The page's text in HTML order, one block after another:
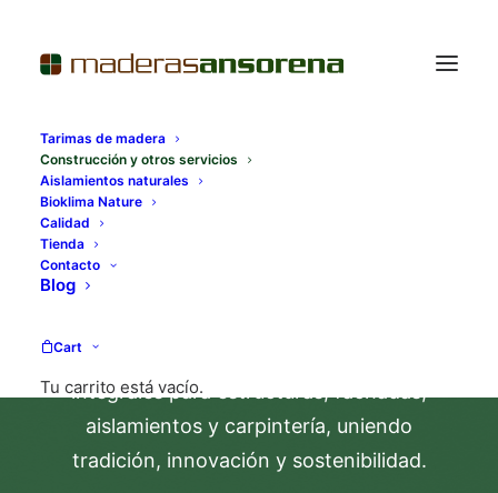
Tarimas de madera
Construcción y otros servicios
Aislamientos naturales
Bioklima Nature
Calidad
Tienda
Contacto
Blog
Cart
Tu carrito está vacío.
Construcción con madera
compromiso. Ofrecemos soluciones
integrales para estructuras, fachadas,
aislamientos y carpintería, uniendo
tradición, innovación y sostenibilidad.